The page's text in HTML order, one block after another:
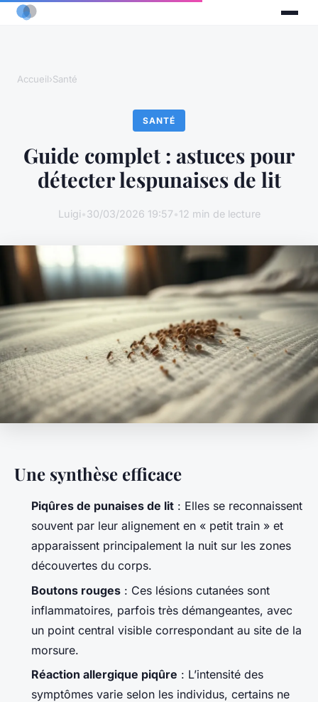
Accueil›Santé
SANTÉ
Guide complet : astuces pour
détecter lespunaises de lit
Luigi 30/03/2026 19:57 12 min de lecture
Une synthèse efficace
Piqûres de punaises de lit : Elles se reconnaissent
souvent par leur alignement en « petit train » et
apparaissent principalement la nuit sur les zones
découvertes du corps.
Boutons rouges : Ces lésions cutanées sont
inflammatoires, parfois très démangeantes, avec
un point central visible correspondant au site de la
morsure.
Réaction allergique piqûre : L’intensité des
symptômes varie selon les individus, certains ne